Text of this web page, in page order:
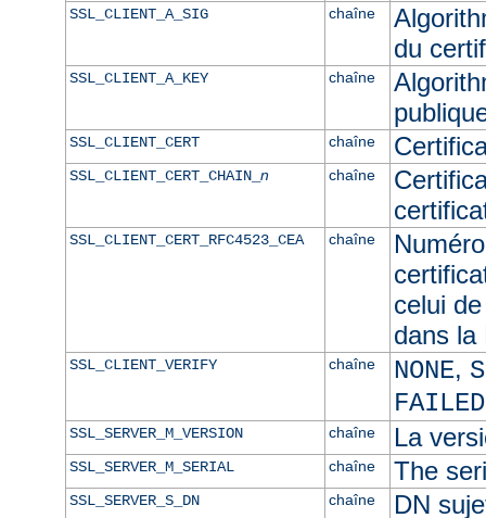
SSL_CLIENT_A_SIG chaîne
du
SSL_CLIENT_A_KEY chaîne
SSL_CLIENT_CERT chaîne
SSL_CLIENT_CERT_CHAIN_ n chaîne
SSL_CLIENT_CERT_RFC4523_CEA chaîne
celui
dans la
SSL_CLIENT_VERIFY chaîne NONE,
SSL_SERVER_M_VERSION chaîne La
SSL_SERVER_M_SERIAL chaîne The
SSL_SERVER_S_DN chaîne DN